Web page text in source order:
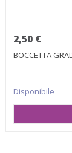
2,50 €
BOCCETTA
Disponibile